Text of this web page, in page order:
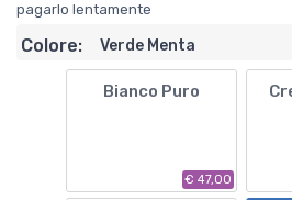
pagarlo lentamente
Colore: Verde Menta
Bianco Puro
€ 47,00